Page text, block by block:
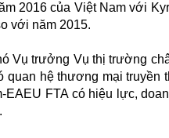
2016 của Việt Nam với
với năm 2015.
Vụ trưởng Vụ thị trường
quan hệ thương mại truyền
FTA có hiệu lực,